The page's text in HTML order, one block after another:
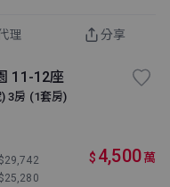
理 分享
11-12座
3房 (1套房)
$ 4,500萬